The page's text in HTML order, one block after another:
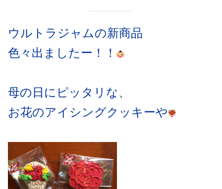
ウルトラジャムの新商品
色々出ましたー！！
母の日にピッタリな、
お花のアイシングクッキーや